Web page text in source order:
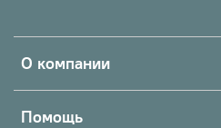
О компании
Помощь